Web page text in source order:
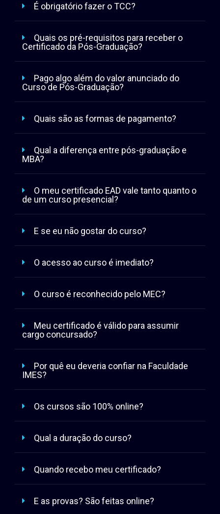
É obrigatório fazer o TCC?
Quais os pré-requisitos para receber o
Certificado da Pós-Graduação?
Pago algo além do valor anunciado do
Curso de Pós-Graduação?
Quais são as formas de pagamento?
Qual a diferença entre pós-graduação e
MBA?
O meu certificado EAD vale tanto quanto o
de um curso presencial?
E se eu não gostar do curso?
O acesso ao curso é imediato?
O curso é reconhecido pelo MEC?
Meu certificado é válido para assumir
cargo concursado?
Por quê eu deveria confiar na Faculdade
IMES?
Os cursos são 100% online?
Qual a duração do curso?
Quando recebo meu certificado?
E as provas? São feitas online?